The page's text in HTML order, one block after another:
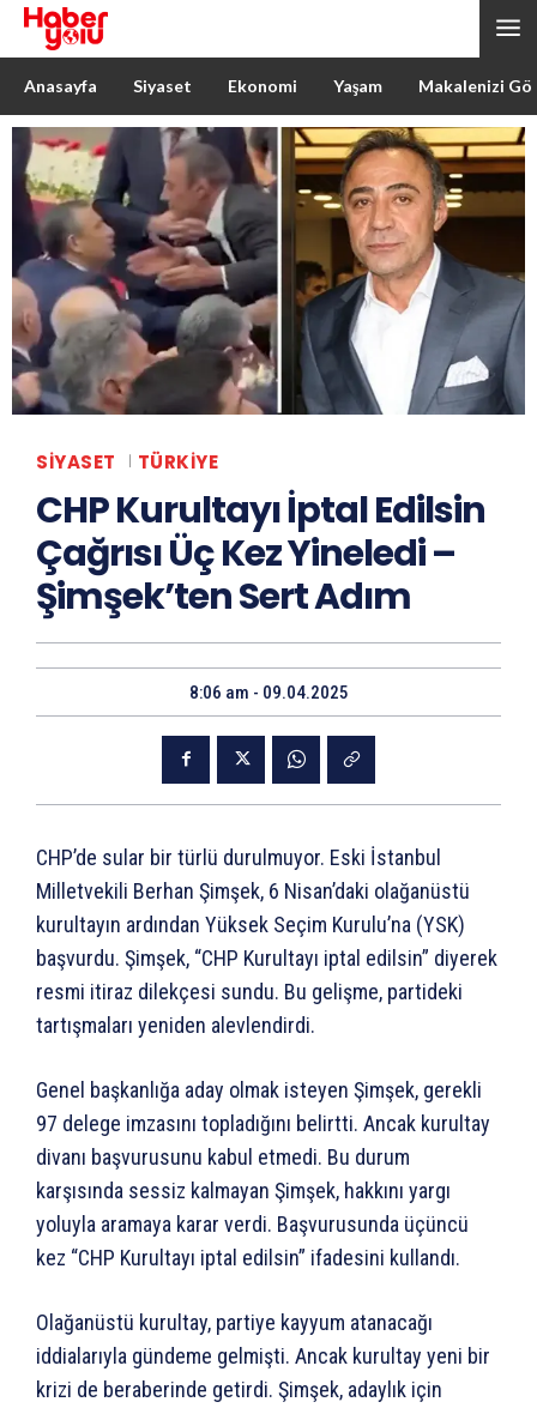
Anasayfa Siyaset Ekonomi Yaşam Makalenizi
SIYASET TÜRKIYE
CHP Kurultayı İptal Edilsin
Çağrısı Üç Kez Yineledi –
Şimşek’ten Sert Adım
8:06 am - 09.04.2025
CHP’de sular bir türlü durulmuyor. Eski İstanbul
Milletvekili Berhan Şimşek, 6 Nisan’daki olağanüstü
kurultayın ardından Yüksek Seçim Kurulu’na (YSK)
başvurdu. Şimşek, “CHP Kurultayı iptal edilsin” diyerek
resmi itiraz dilekçesi sundu. Bu gelişme, partideki
tartışmaları yeniden alevlendirdi.
Genel başkanlığa aday olmak isteyen Şimşek, gerekli
97 delege imzasını topladığını belirtti. Ancak kurultay
divanı başvurusunu kabul etmedi. Bu durum
karşısında sessiz kalmayan Şimşek, hakkını yargı
yoluyla aramaya karar verdi. Başvurusunda üçüncü
kez “CHP Kurultayı iptal edilsin” ifadesini kullandı.
Olağanüstü kurultay, partiye kayyum atanacağı
iddialarıyla gündeme gelmişti. Ancak kurultay yeni bir
krizi de beraberinde getirdi. Şimşek, adaylık için